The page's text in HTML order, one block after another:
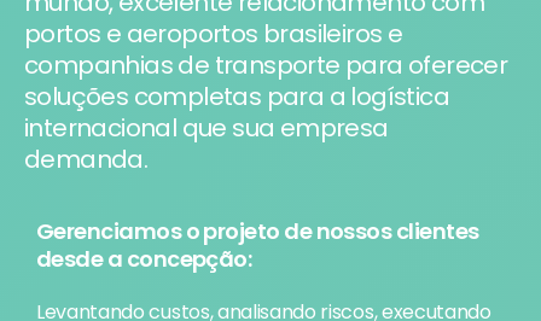
portos e aeroportos brasileiros e
companhias de transporte para oferecer
soluções completas para a logística
internacional que sua empresa
demanda.
Gerenciamos o projeto de nossos clientes
desde a concepção:
Levantando custos, analisando riscos, executando